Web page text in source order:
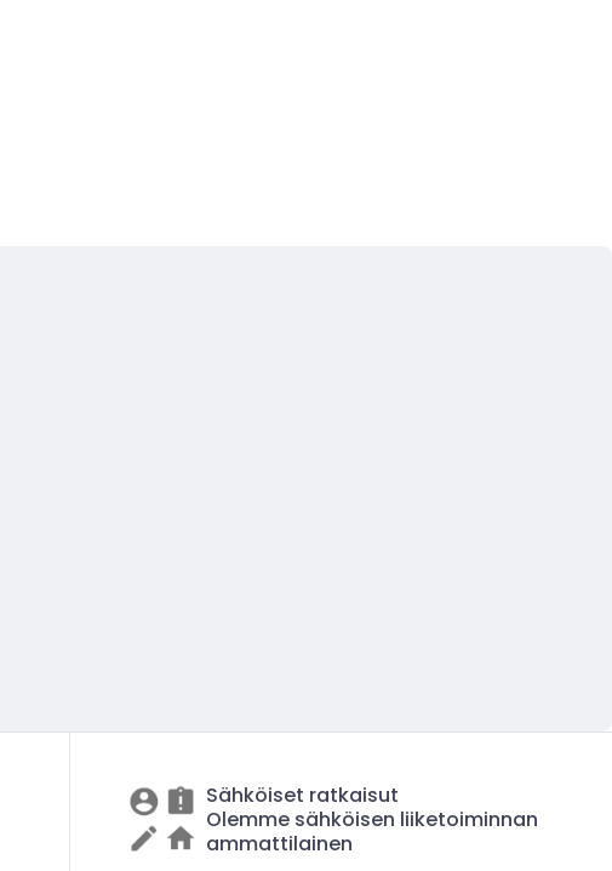
Sähköiset ratkaisut
Olemme sähköisen liiketoiminnan
ammattilainen